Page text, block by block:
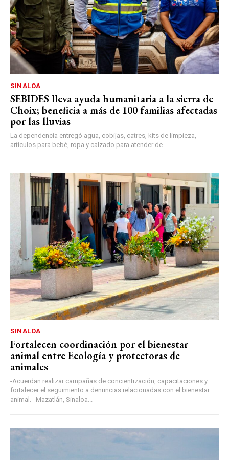
SINALOA
SEBIDES lleva ayuda humanitaria a la sierra de
Choix; beneficia a más de 100 familias afectadas
por las lluvias
La dependencia entregó agua, cobijas, catres, kits de limpieza,
artículos para bebé, ropa y calzado para atender de...
SINALOA
Fortalecen coordinación por el bienestar
animal entre Ecología y protectoras de
animales
-Acuerdan realizar campañas de concientización, capacitaciones y
fortalecer el seguimiento a denuncias relacionadas con el bienestar
animal. Mazatlán, Sinaloa...